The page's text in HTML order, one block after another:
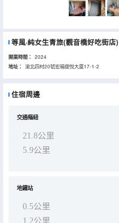
等風·純女生青旅(觀音橋好吃街店)
開業時間： 2024
地址： 渝北四村20號宏福俊悅大廈17-1-2
住宿周邊
交通樞紐
21.8公里
5.9公里
地鐵站
0.5公里
1.2公里